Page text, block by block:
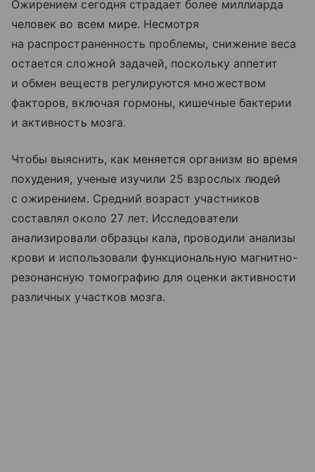
Ожирением сегодня страдает более миллиарда
человек во всем мире. Несмотря
на распространенность проблемы, снижение веса
остается сложной задачей, поскольку аппетит
и обмен веществ регулируются множеством
факторов, включая гормоны, кишечные бактерии
и активность мозга.
Чтобы выяснить, как меняется организм во время
похудения, ученые изучили 25 взрослых людей
с ожирением. Средний возраст участников
составлял около 27 лет. Исследователи
анализировали образцы кала, проводили анализы
крови и использовали функциональную магнитно-
резонансную томографию для оценки активности
различных участков мозга.